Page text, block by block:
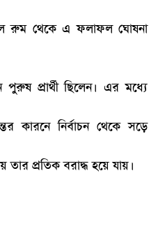
রুম থেকে এ ফলাফল ঘোষনা
প্রার্থী ছিলেন। এর মধ্যে
কারনে নির্বাচন থেকে সড়ে
তার প্রতিক বরাদ্ধ হয়ে যায়।